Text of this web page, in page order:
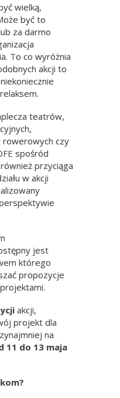
wielką,
być to
za darmo
To co wyróżnia
akcji to
teatrów,
rowerowych czy
spośród
przyciąga
w akcji
jest
którego
propozycje
akcji,
projekt dla
na
11 do 13 maja